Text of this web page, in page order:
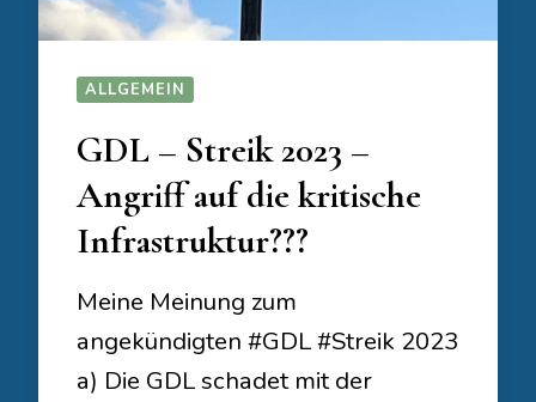
ALLGEMEIN
GDL – Streik 2023 –
Angriff auf die kritische
Infrastruktur???
Meine Meinung zum
angekündigten #GDL #Streik 2023
a) Die GDL schadet mit der